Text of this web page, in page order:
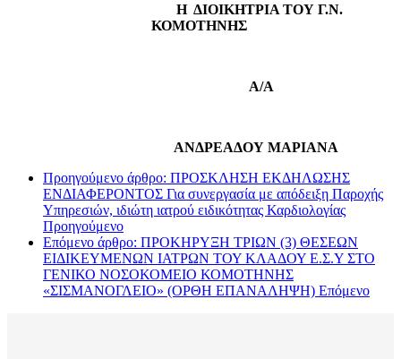
Η ΔΙΟΙΚΗΤΡΙΑ ΤΟΥ Γ.Ν.
ΚΟΜΟΤΗΝΗΣ
Α/Α
ΑΝΔΡΕΑΔΟΥ ΜΑΡΙΑΝΑ
Προηγούμενο άρθρο: ΠΡΟΣΚΛΗΣΗ ΕΚΔΗΛΩΣΗΣ
ΕΝΔΙΑΦΕΡΟΝΤΟΣ Για συνεργασία με απόδειξη Παροχής
Υπηρεσιών, ιδιώτη ιατρού ειδικότητας Καρδιολογίας
Προηγούμενο
Επόμενο άρθρο: ΠΡΟΚΗΡΥΞΗ ΤΡΙΩΝ (3) ΘΕΣΕΩΝ
ΕΙΔΙΚΕΥΜΕΝΩΝ ΙΑΤΡΩΝ ΤΟΥ ΚΛΑΔΟΥ Ε.Σ.Υ ΣΤΟ
ΓΕΝΙΚΟ ΝΟΣΟΚΟΜΕΙΟ ΚΟΜΟΤΗΝΗΣ
«ΣΙΣΜΑΝΟΓΛΕΙΟ» (ΟΡΘΗ ΕΠΑΝΑΛΗΨΗ) Επόμενο